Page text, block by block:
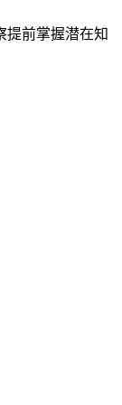
提前掌握潜在知